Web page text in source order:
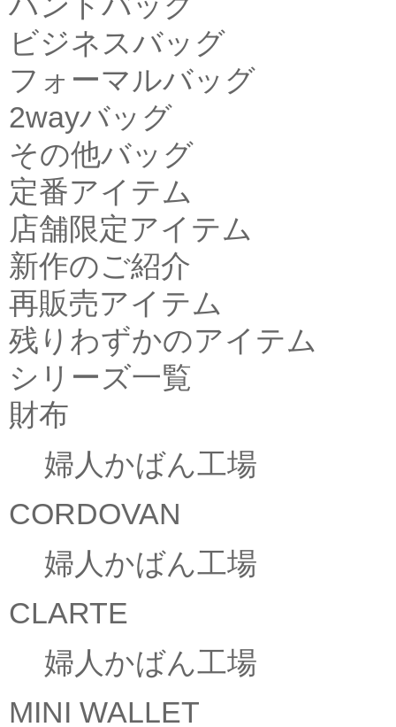
ビジネスバッグ
フォーマルバッグ
2wayバッグ
その他バッグ
定番アイテム
店舗限定アイテム
新作のご紹介
再販売アイテム
残りわずかのアイテム
シリーズ一覧
財布
婦人かばん工場
CORDOVAN
婦人かばん工場
CLARTE
婦人かばん工場
MINI WALLET